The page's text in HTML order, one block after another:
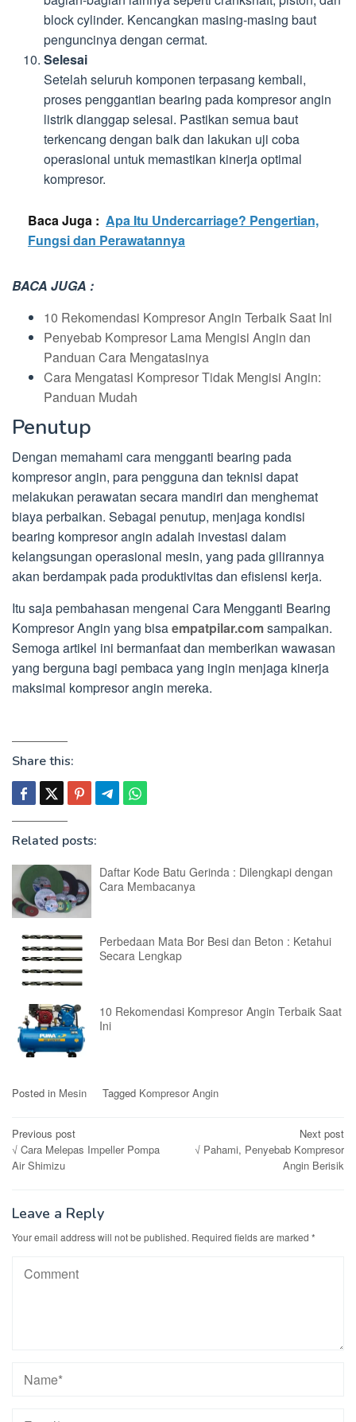
block cylinder. Kencangkan masing-masing baut
penguncinya dengan cermat.
Selesai
Setelah seluruh komponen terpasang kembali,
proses penggantian bearing pada kompresor angin
listrik dianggap selesai. Pastikan semua baut
terkencang dengan baik dan lakukan uji coba
operasional untuk memastikan kinerja optimal
kompresor.
Baca Juga : Apa Itu Undercarriage? Pengertian,
Fungsi dan Perawatannya
BACA JUGA :
10 Rekomendasi Kompresor Angin Terbaik Saat Ini
Penyebab Kompresor Lama Mengisi Angin dan
Panduan Cara Mengatasinya
Cara Mengatasi Kompresor Tidak Mengisi Angin:
Panduan Mudah
Penutup
Dengan memahami cara mengganti bearing pada
kompresor angin, para pengguna dan teknisi dapat
melakukan perawatan secara mandiri dan menghemat
biaya perbaikan. Sebagai penutup, menjaga kondisi
bearing kompresor angin adalah investasi dalam
kelangsungan operasional mesin, yang pada gilirannya
akan berdampak pada produktivitas dan efisiensi kerja.
Itu saja pembahasan mengenai Cara Mengganti Bearing
Kompresor Angin yang bisaempatpilar.comsampaikan.
Semoga artikel ini bermanfaat dan memberikan wawasan
yang berguna bagi pembaca yang ingin menjaga kinerja
maksimal kompresor angin mereka.
Share this:
Related posts:
Daftar Kode Batu Gerinda : Dilengkapi dengan
Cara Membacanya
Perbedaan Mata Bor Besi dan Beton : Ketahui
Secara Lengkap
10 Rekomendasi Kompresor Angin Terbaik Saat
Ini
Posted in Mesin Tagged Kompresor Angin
Post
navigation
Previous post
√ Cara Melepas Impeller Pompa
Air Shimizu
Next post
√ Pahami, Penyebab Kompresor
Angin Berisik
Leave a Reply
Your email address will not be published. Required fields are marked *